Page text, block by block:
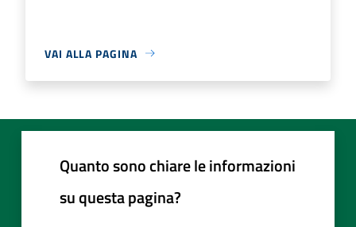
VAI ALLA PAGINA
Quanto sono chiare le informazioni
su questa pagina?